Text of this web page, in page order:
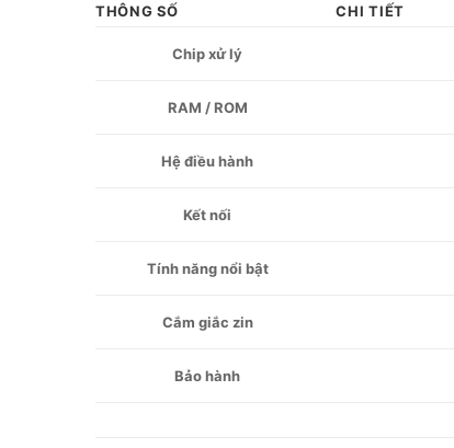
THÔNG SỐ CHI TIẾT
Chip xử lý
RAM / ROM
Hệ điều hành
Kết nối
Tính năng nổi bật
Cắm giắc zin
Bảo hành